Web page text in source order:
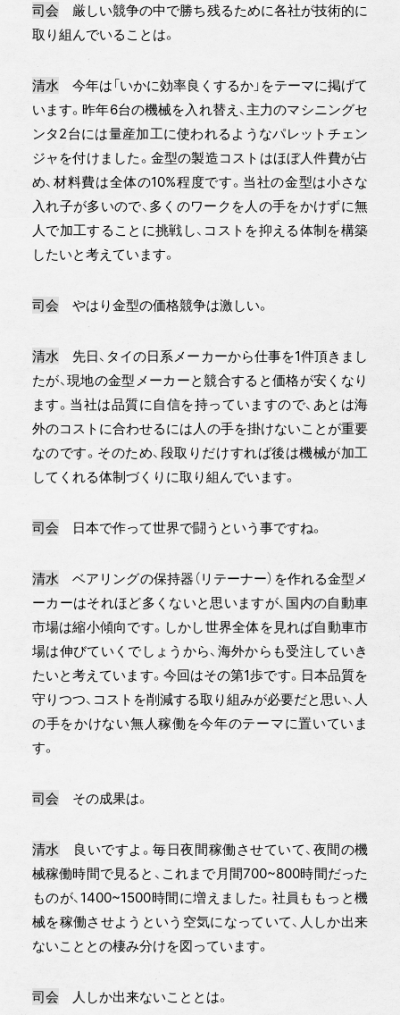
司会 厳しい競争の中で勝ち残るために各社が技術的に
取り組んでいることは。
清水今年は「いかに効率良くするか」をテーマに掲げて
います。昨年6台の機械を入れ替え、主力のマシニングセ
ンタ2台には量産加工に使われるようなパレットチェン
ジャを付けました。金型の製造コストはほぼ人件費が占
め、材料費は全体の10%程度です。当社の金型は小さな
入れ子が多いので、多くのワークを人の手をかけずに無
人で加工することに挑戦し、コストを抑える体制を構築
したいと考えています。
司会 やはり金型の価格競争は激しい。
清水先日、タイの日系メーカーから仕事を1件頂きまし
たが、現地の金型メーカーと競合すると価格が安くなり
ます。当社は品質に自信を持っていますので、あとは海
外のコストに合わせるには人の手を掛けないことが重要
なのです。そのため、段取りだけすれば後は機械が加工
してくれる体制づくりに取り組んでいます。
司会 日本で作って世界で闘うという事ですね。
清水 ベアリングの保持器（リテーナー）を作れる金型メ
ーカーはそれほど多くないと思いますが、国内の自動車
市場は縮小傾向です。しかし世界全体を見れば自動車市
場は伸びていくでしょうから、海外からも受注していき
たいと考えています。今回はその第1歩です。日本品質を
守りつつ、コストを削減する取り組みが必要だと思い、人
の手をかけない無人稼働を今年のテーマに置いていま
す。
司会 その成果は。
清水 良いですよ。毎日夜間稼働させていて、夜間の機
械稼働時間で見ると、これまで月間700~800時間だった
ものが、1400~1500時間に増えました。社員ももっと機
械を稼働させようという空気になっていて、人しか出来
ないこととの棲み分けを図っています。
司会 人しか出来ないこととは。